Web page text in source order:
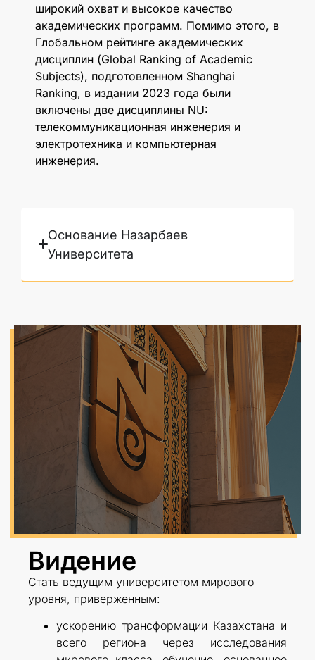
широкий охват и высокое качество
академических программ. Помимо этого, в
Глобальном рейтинге академических
дисциплин (Global Ranking of Academic
Subjects), подготовленном Shanghai
Ranking, в издании 2023 года были
включены две дисциплины NU:
телекоммуникационная инженерия и
электротехника и компьютерная
инженерия.
Основание Назарбаев
Университета
Видение
Стать ведущим университетом мирового
уровня, приверженным:
ускорению трансформации Казахстана и
всего региона через исследования